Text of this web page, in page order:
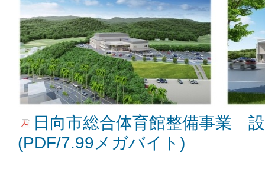
日向市総合体育館整備事業
(PDF/7.99メガバイト)